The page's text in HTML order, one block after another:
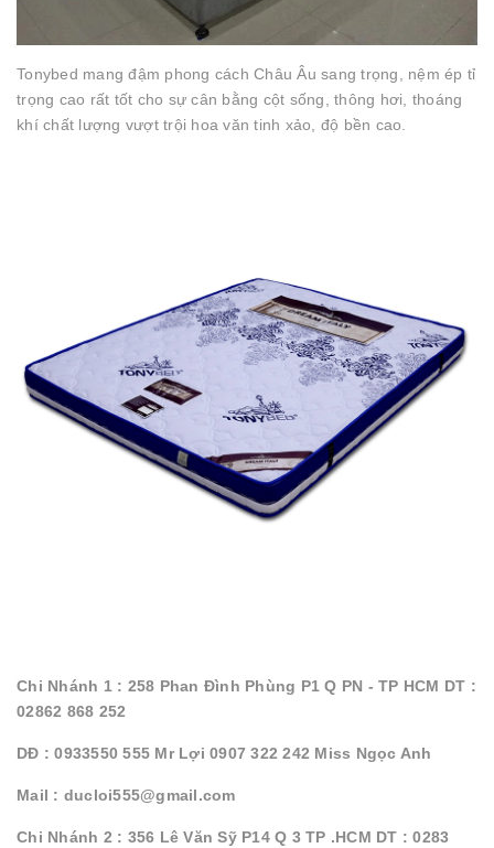
Tonybed mang đậm phong cách Châu Âu sang trọng, nệm ép tỉ
trọng cao rất tốt cho sự cân bằng cột sống, thông hơi, thoáng
khí chất lượng vượt trội hoa văn tinh xảo, độ bền cao.
Chi Nhánh 1 : 258 Phan Đình Phùng P1 Q PN - TP HCM DT :
02862 868 252
DĐ : 0933550 555 Mr Lợi 0907 322 242 Miss Ngọc Anh
Mail : ducloi555@gmail.com
Chi Nhánh 2 : 356 Lê Văn Sỹ P14 Q 3 TP .HCM DT : 0283